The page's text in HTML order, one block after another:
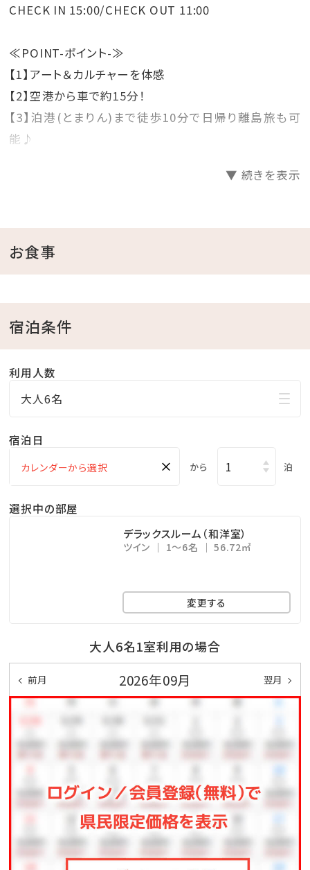
CHECK IN 15:00/CHECK OUT 11:00
≪POINT-ポイント-≫
【1】アート＆カルチャーを体感
【2】空港から車で約15分！
【3】泊港(とまりん)まで徒歩10分で日帰り離島旅も可
能♪
アートが引き立つシンプルで洗練された空間でお寛ぎく
ださい。
≪HOTEL-館内-≫
・レストラン(ANTEROOM MEALS)
・ラウンジ
・コインランドリー 24H
≪PARKING-駐車場-≫
・52台（先着順）一泊1，500円（税込）
■■■ 添い寝に関しまして ■■■
但し、大人1名様につき添い寝のお子様は1名様までと
【沖縄県宿泊税について】
いつもホテルアンテルーム那覇をご愛顧いただき、誠に
ありがとうございます。
2027年2月1日（月）のご宿泊分より、「沖縄県宿泊税」が
導入されます。
ご宿泊料金に宿泊税は含まれておりませんため、別途
現地にてお支払いをお願いする場合がございます。
あらかじめご了承くださいますようお願い申し上げま
▼ 続きを表示
お食事
宿泊条件
利用人数
大人6名
宿泊日
× から 泊
選択中の部屋
デラックスルーム（和洋室）
ツイン 1～6名 56.72㎡
変更する
大人6名1室利用の場合
前月 2026年09月 翌月